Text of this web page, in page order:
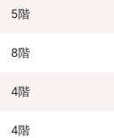
5階
8階
4階
4階